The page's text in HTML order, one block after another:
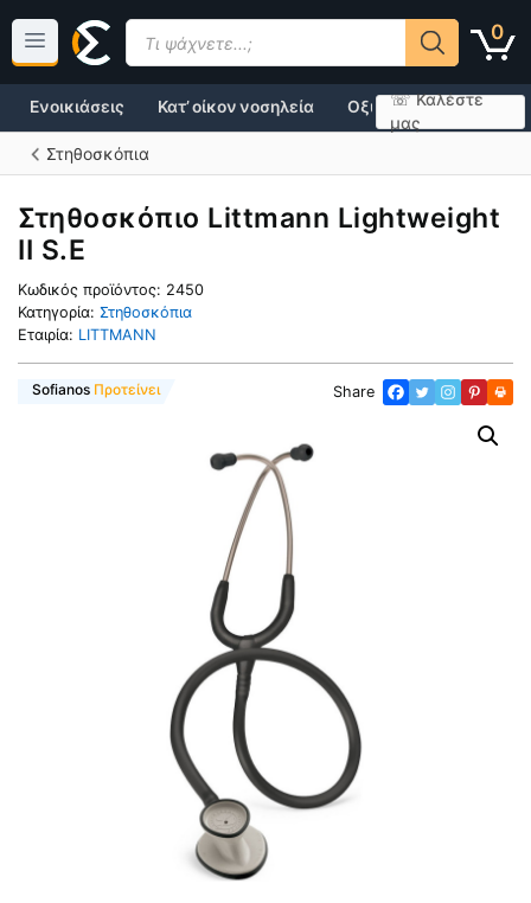
περιεχόμενο
0
Products
search
☏ Καλέστε
μας
Κατ’ οίκον νοσηλεία Οξυγονοθεραπεία
Ενοικιάσεις
Στηθοσκόπια
Στηθοσκόπιο Littmann Lightweight
II S.E
Κωδικός προϊόντος: 2450
Κατηγορία: Στηθοσκόπια
Εταιρία: LITTMANN
Share
Super Προσφορά
Sofianos Προτείνει